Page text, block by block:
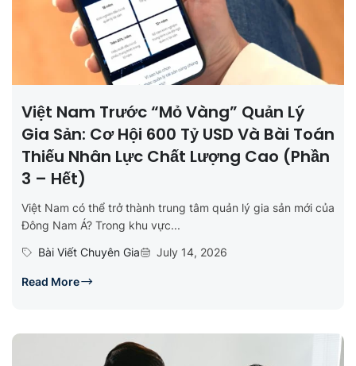
Việt Nam Trước “mỏ Vàng” Quản Lý
Gia Sản: Cơ Hội 600 Tỷ USD Và Bài Toán
Thiếu Nhân Lực Chất Lượng Cao (Phần
3 – Hết)
Việt Nam có thể trở thành trung tâm quản lý gia sản mới của
Đông Nam Á? Trong khu vực...
Bài Viết Chuyên Gia
July 14, 2026
Read More